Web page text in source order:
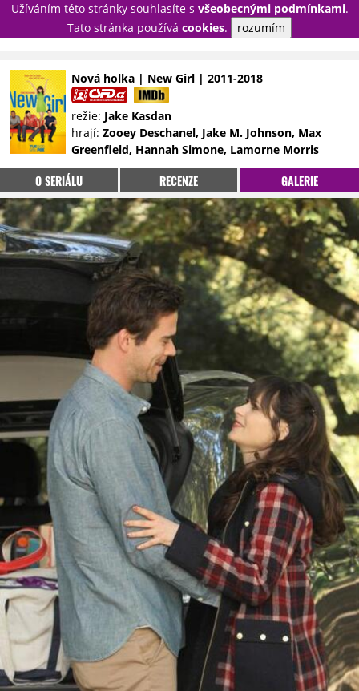
Užíváním této stránky souhlasíte s všeobecnými podmínkami.
Tato stránka používá cookies. rozumím
PŘIHLÁSIT
NOVINKY
TÉMATA
RECENZE
EPIZODY
KULT
TRAILERY
GALERIE
DISKUZE
STATISTIKY
TIRÁŽ
Nová holka | New Girl | 2011-2018
režie: Jake Kasdan
hrají: Zooey Deschanel, Jake M. Johnson, Max
Greenfield, Hannah Simone, Lamorne Morris
O SERIÁLU RECENZE GALERIE